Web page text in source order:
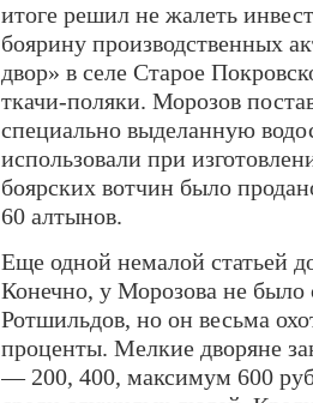
итоге решил не жалеть
боярину производственных
двор» в селе Старое
ткачи-поляки. Морозов
специально выделанную
использовали при
боярских вотчин было
60 алтынов.
Еще одной немалой статьей
Конечно, у Морозова не было
Ротшильдов, но он весьма
проценты. Мелкие дворяне
— 200, 400, максимум 600